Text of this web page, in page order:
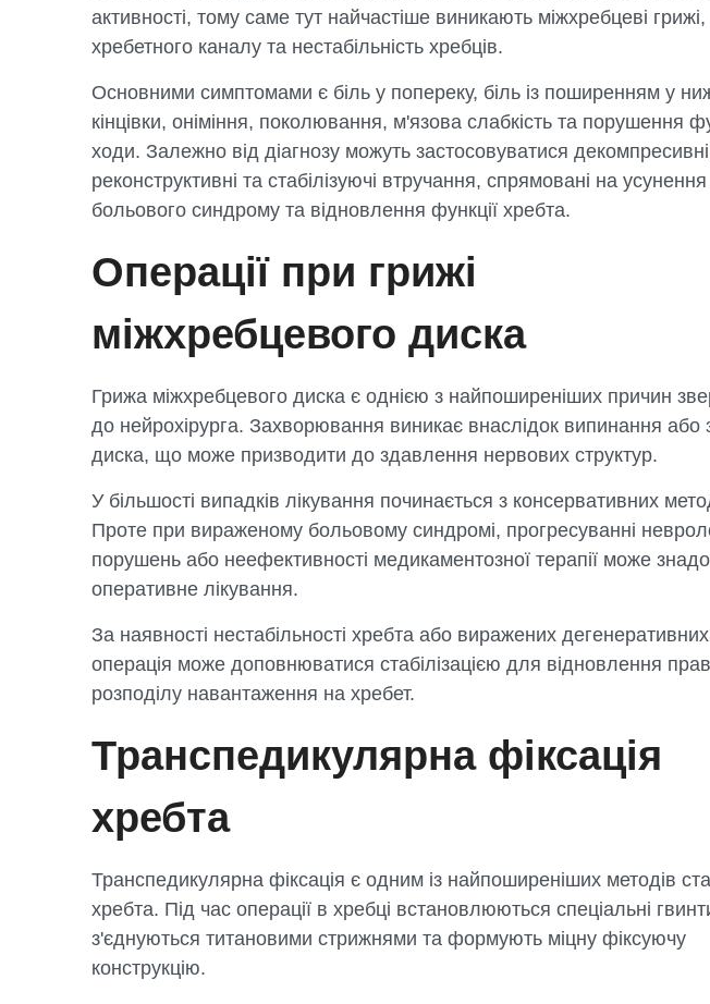
активності, тому саме тут найчастіше виникають міжхребцеві грижі,
хребетного каналу та нестабільність хребців.
Основними симптомами є біль у попереку, біль із поширенням у
кінцівки, оніміння, поколювання, м'язова слабкість та порушення
ходи. Залежно від діагнозу можуть застосовуватися
реконструктивні та стабілізуючі втручання, спрямовані на усунення
больового синдрому та відновлення функції хребта.
Операції при грижі
міжхребцевого диска
Грижа міжхребцевого диска є однією з найпоширеніших причин
до нейрохірурга. Захворювання виникає внаслідок випинання або
диска, що може призводити до здавлення нервових структур.
У більшості випадків лікування починається з консервативних
Проте при вираженому больовому синдромі, прогресуванні
порушень або неефективності медикаментозної терапії може
оперативне лікування.
За наявності нестабільності хребта або виражених дегенеративних
операція може доповнюватися стабілізацією для відновлення
розподілу навантаження на хребет.
Транспедикулярна фіксація
хребта
Транспедикулярна фіксація є одним із найпоширеніших методів
хребта. Під час операції в хребці встановлюються спеціальні
з'єднуються титановими стрижнями та формують міцну фіксуючу
конструкцію.